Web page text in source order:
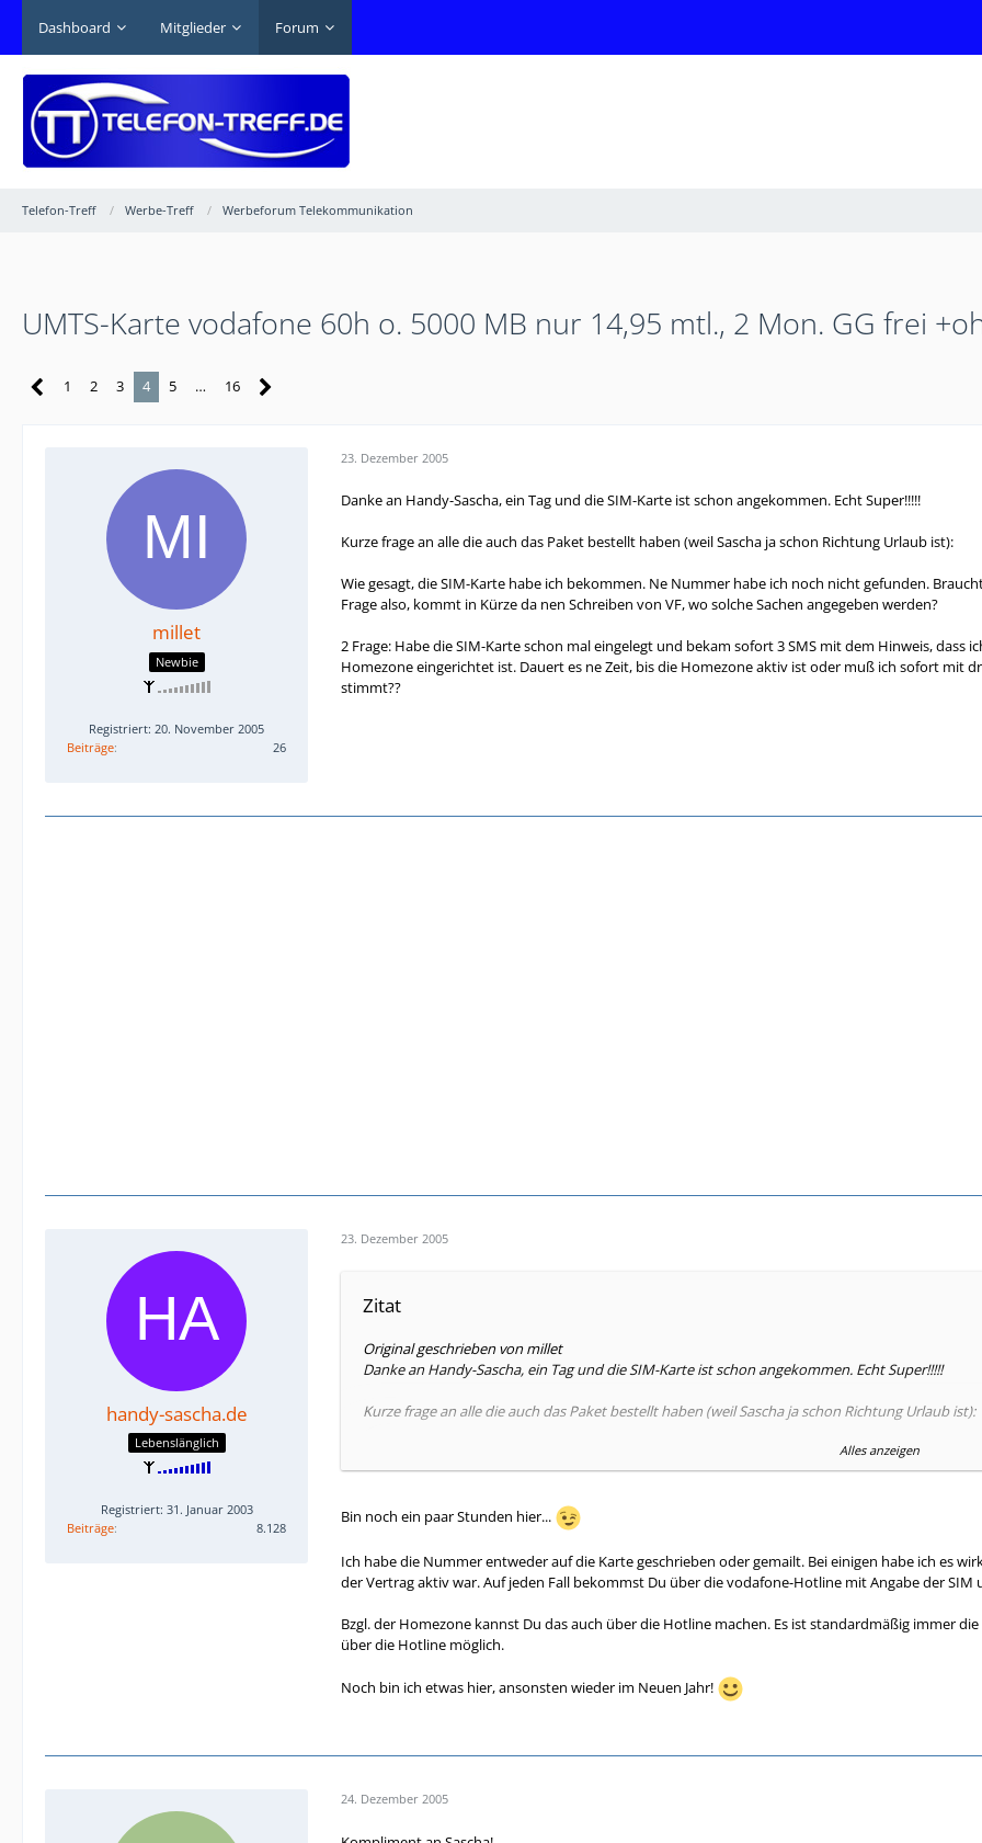
Dashboard Mitglieder Forum
Telefon-Treff Werbe-Treff Werbeforum Telekommunikation
UMTS-Karte vodafone 60h o. 5000 MB nur 14,95 mtl., 2 Mon. GG frei
1 2 3 4 5 … 16
millet
Newbie
Registriert: 20. November 2005
Beiträge
26
23. Dezember 2005
Danke an Handy-Sascha, ein Tag und die SIM-Karte ist schon angekommen. Echt Super!!!!!
Kurze frage an alle die auch das Paket bestellt haben (weil Sascha ja schon Richtung Urlaub ist):
Wie gesagt, die SIM-Karte habe ich bekommen. Ne Nummer habe ich noch nicht gefunden.
Frage also, kommt in Kürze da nen Schreiben von VF, wo solche Sachen angegeben werden?
2 Frage: Habe die SIM-Karte schon mal eingelegt und bekam sofort 3 SMS mit dem Hinweis, dass
Homezone eingerichtet ist. Dauert es ne Zeit, bis die Homezone aktiv ist oder muß ich sofort mit
stimmt??
handy-sascha.de
Lebenslänglich
Registriert: 31. Januar 2003
Beiträge
8.128
23. Dezember 2005
Zitat
Original geschrieben von millet
Danke an Handy-Sascha, ein Tag und die SIM-Karte ist schon angekommen. Echt Super!!!!!
Kurze frage an alle die auch das Paket bestellt haben (weil Sascha ja schon Richtung Urlaub ist):
Wie gesagt, die SIM-Karte habe ich bekommen. Ne Nummer habe ich noch nicht gefunden.
Frage also, kommt in Kürze da nen Schreiben von VF, wo solche Sachen angegeben werden?
2 Frage: Habe die SIM-Karte schon mal eingelegt und bekam sofort 3 SMS mit dem Hinweis,
SMS, dass die Homezone eingerichtet ist. Dauert es ne Zeit, bis die Homezone aktiv ist oder
Vergnügen suchen, weil da etwas nicht stimmt??
Alles anzeigen
Bin noch ein paar Stunden hier...
Ich habe die Nummer entweder auf die Karte geschrieben oder gemailt. Bei einigen habe ich es
der Vertrag aktiv war. Auf jeden Fall bekommst Du über die vodafone-Hotline mit Angabe der
Bzgl. der Homezone kannst Du das auch über die Hotline machen. Es ist standardmäßig immer
über die Hotline möglich.
Noch bin ich etwas hier, ansonsten wieder im Neuen Jahr!
24. Dezember 2005